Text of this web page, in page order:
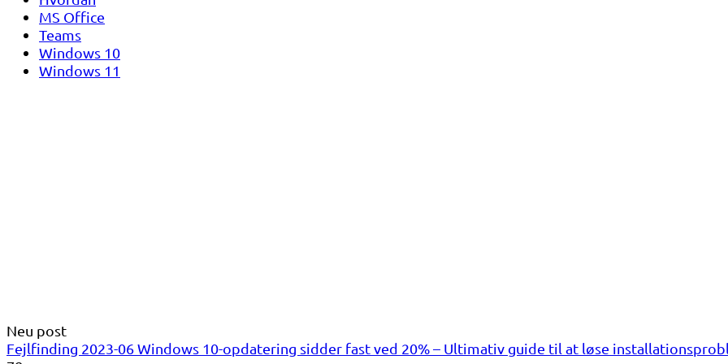
MS Office
Teams
Windows 10
Windows 11
Neu post
Fejlfinding 2023-06 Windows 10-opdatering sidder fast ved 20% – Ultimativ guide til at løse